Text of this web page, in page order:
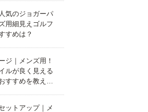
気のジョガーパ
用細見えゴルフ
すめは？
ジ｜メンズ用！
ルが良く見える
すすめを教え
ットアップ｜メ